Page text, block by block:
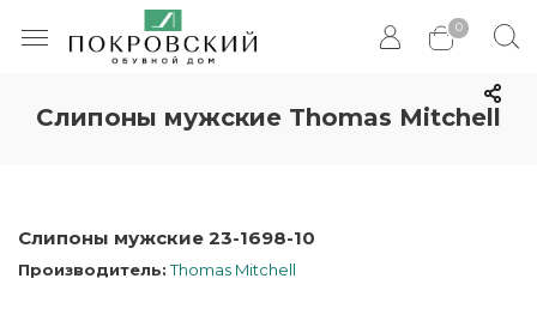
0
Слипоны мужские Thomas Mitchell
Слипоны мужские 23-1698-10
Производитель: Thomas Mitchell